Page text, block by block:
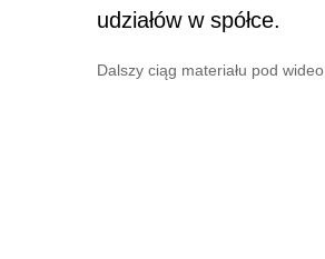
udziałów w spółce.
Dalszy ciąg materiału pod wideo